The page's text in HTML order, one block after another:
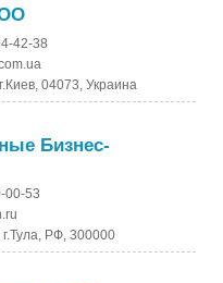
42-38
04073, Украина
Бизнес-
00-53
РФ, 300000